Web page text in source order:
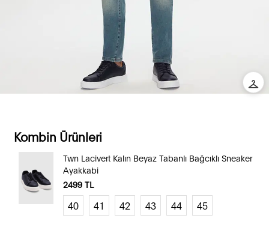
Kombin Ürünleri
Twn Lacivert Kalın Beyaz Tabanlı Bağcıklı Sneaker
Ayakkabi
2499 TL
40 41 42 43 44 45